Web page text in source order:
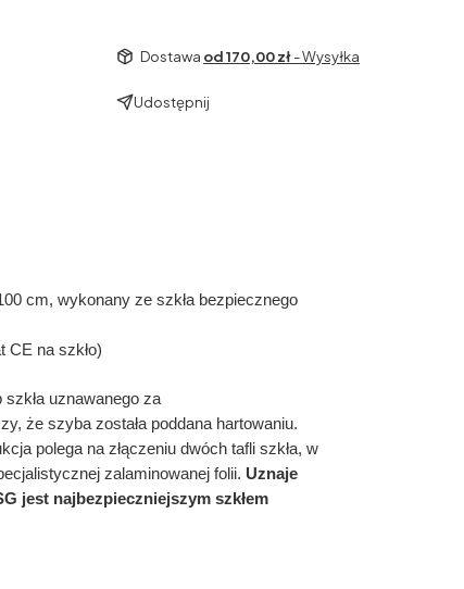
Dostawa od 170,00 zł- Wysyłka
Udostępnij
cm, wykonany ze szkła bezpiecznego
CE na szkło)
uznawanego za
że szyba została poddana hartowaniu.
polega na złączeniu dwóch tafli szkła, w
zalaminowanej folii. Uznaje
jest najbezpieczniejszym szkłem